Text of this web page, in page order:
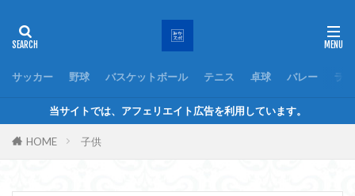
サッカー 野球 バスケットボール テニス 卓球 バレー ラ
当サイトでは、アフェリエイト広告を利用しています。
HOME 子供